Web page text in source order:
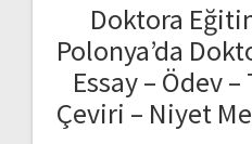
Doktora
Polonya’da
Essay – Ödev
Çeviri – Niyet